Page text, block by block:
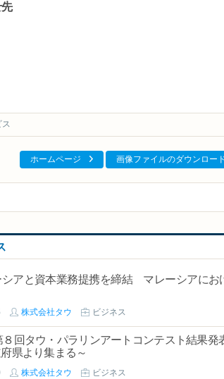
ス
ホームページ 画像ファイルのダウンロー
アと資本業務提携を締結 マレーシアにお
株式会社タウ ビジネス
回タウ・パラリンアートコンテスト結果発
県より集まる～
株式会社タウ ビジネス